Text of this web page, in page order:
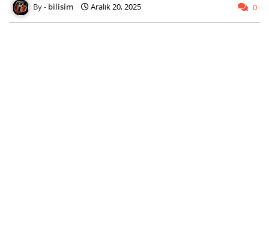
bilisim Aralık 20, 2025 0